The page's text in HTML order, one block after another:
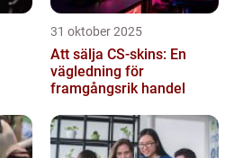
31 oktober 2025
Att sälja CS-skins: En
vägledning för
framgångsrik handel